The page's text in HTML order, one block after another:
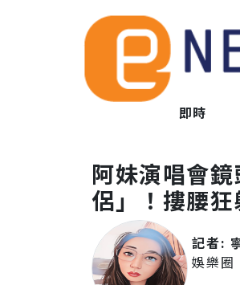
即時
阿妹演唱會
侶」！摟腰
記者:
娛樂圈